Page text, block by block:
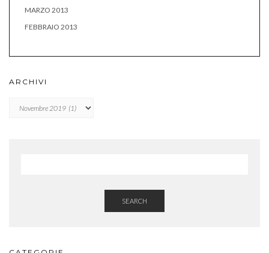
MARZO 2013
FEBBRAIO 2013
ARCHIVI
SEARCH